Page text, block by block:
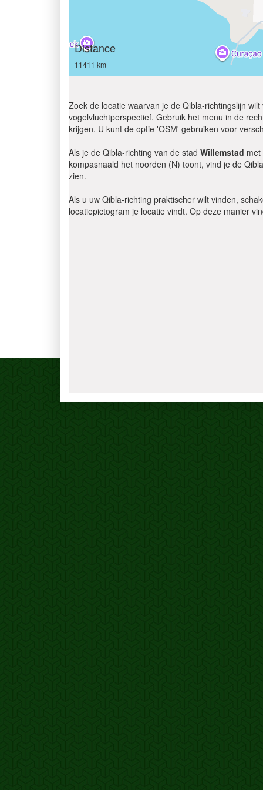
Distance
11411 km
Zoek de locatie waarvan je de Qibla-richtingslijn
vogelvluchtperspectief. Gebruik het menu in de
krijgen. U kunt de optie 'OSM' gebruiken voor
Als je de Qibla-richting van de stad Willemstad
kompasnaald het noorden (N) toont, vind je de
zien.
Als u uw Qibla-richting praktischer wilt vinden,
locatiepictogram je locatie vindt. Op deze manier